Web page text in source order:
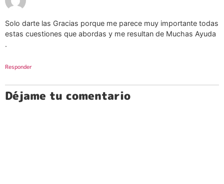
Solo darte las Gracias porque me parece muy importante todas
estas cuestiones que abordas y me resultan de Muchas Ayuda
.
Responder
Déjame tu comentario